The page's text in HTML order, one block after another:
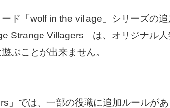
ド「wolf in the village」シリーズの
Strange Villagers」は、オリジナル
ぶことが出来ません。
」では、一部の役職に追加ルールがあ